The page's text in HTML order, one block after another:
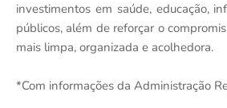
investimentos em saúde, educação,
públicos, além de reforçar o
mais limpa, organizada e acolhedora.
*Com informações da Administração